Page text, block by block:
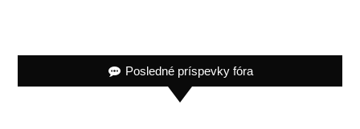
Posledné príspevky fóra